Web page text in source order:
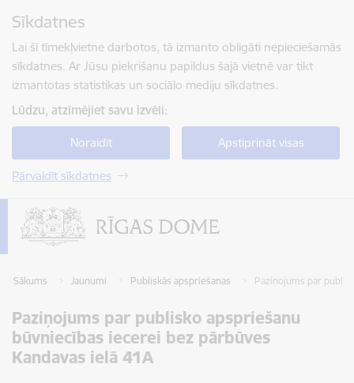
Sīkdatnes
Lai šī tīmekļvietne darbotos, tā izmanto obligāti nepieciešamās
sīkdatnes. Ar Jūsu piekrišanu papildus šajā vietnē var tikt
izmantotas statistikas un sociālo mediju sīkdatnes.
Lūdzu, atzīmējiet savu izvēli:
Noraidīt Apstiprināt visas
Pārvaldīt sīkdatnes
Sākums Jaunumi Publiskās apspriešanas Paziņojums par
Paziņojums par publisko apspriešanu
būvniecības iecerei bez pārbūves
Kandavas ielā 41A